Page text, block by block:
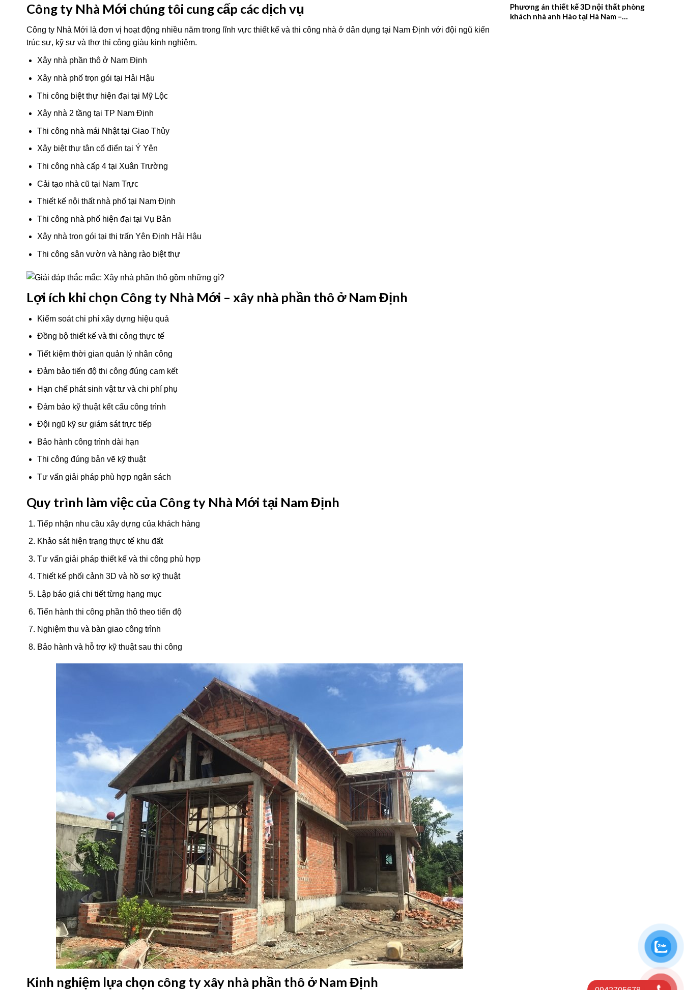
Công ty Nhà Mới chúng tôi cung cấp các dịch vụ
Công ty Nhà Mới là đơn vị hoạt động nhiều năm trong lĩnh vực thiết kế và thi công nhà ở dân dụng tại Nam Định với đội ngũ kiến
trúc sư, kỹ sư và thợ thi công giàu kinh nghiệm.
Xây nhà phần thô ở Nam Định
Xây nhà phố trọn gói tại Hải Hậu
Thi công biệt thự hiện đại tại Mỹ Lộc
Xây nhà 2 tầng tại TP Nam Định
Thi công nhà mái Nhật tại Giao Thủy
Xây biệt thự tân cổ điển tại Ý Yên
Thi công nhà cấp 4 tại Xuân Trường
Cải tạo nhà cũ tại Nam Trực
Thiết kế nội thất nhà phố tại Nam Định
Thi công nhà phố hiện đại tại Vụ Bản
Xây nhà trọn gói tại thị trấn Yên Định Hải Hậu
Thi công sân vườn và hàng rào biệt thự
Lợi ích khi chọn Công ty Nhà Mới – xây nhà phần thô ở Nam Định
Kiểm soát chi phí xây dựng hiệu quả
Đồng bộ thiết kế và thi công thực tế
Tiết kiệm thời gian quản lý nhân công
Đảm bảo tiến độ thi công đúng cam kết
Hạn chế phát sinh vật tư và chi phí phụ
Đảm bảo kỹ thuật kết cấu công trình
Đội ngũ kỹ sư giám sát trực tiếp
Bảo hành công trình dài hạn
Thi công đúng bản vẽ kỹ thuật
Tư vấn giải pháp phù hợp ngân sách
Quy trình làm việc của Công ty Nhà Mới tại Nam Định
Tiếp nhận nhu cầu xây dựng của khách hàng
Khảo sát hiện trạng thực tế khu đất
Tư vấn giải pháp thiết kế và thi công phù hợp
Thiết kế phối cảnh 3D và hồ sơ kỹ thuật
Lập báo giá chi tiết từng hạng mục
Tiến hành thi công phần thô theo tiến độ
Nghiệm thu và bàn giao công trình
Bảo hành và hỗ trợ kỹ thuật sau thi công
Kinh nghiệm lựa chọn công ty xây nhà phần thô ở Nam Định
Phương án thiết kế 3D nội thất phòng
khách nhà anh Hào tại Hà Nam –